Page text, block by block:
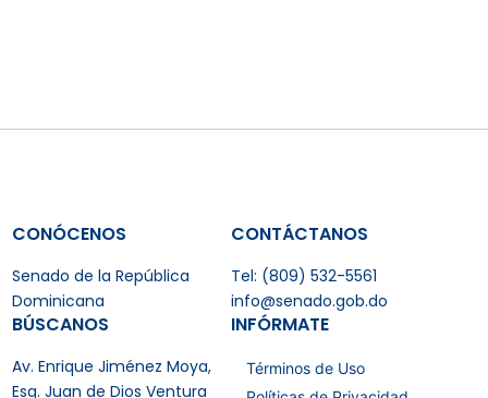
CONÓCENOS
Senado de la República
Dominicana
CONTÁCTANOS
Tel: (809) 532-5561
info@senado.gob.do
BÚSCANOS
Av. Enrique Jiménez Moya,
Esq. Juan de Dios Ventura
INFÓRMATE
Términos de Uso